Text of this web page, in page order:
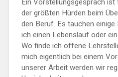
Ein Vorstellungsgespräch ist
der größten Hürden beim
den Beruf. Es tauchen einige
ich einen Lebenslauf oder
Wo finde ich offene
mich eigentlich bei einem
unserer Arbeit werden wir